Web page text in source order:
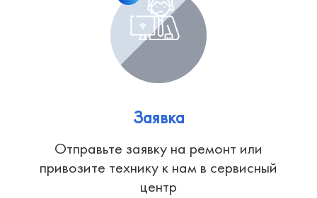
Заявка
Отправьте заявку на ремонт или
привозите технику к нам в сервисный
центр